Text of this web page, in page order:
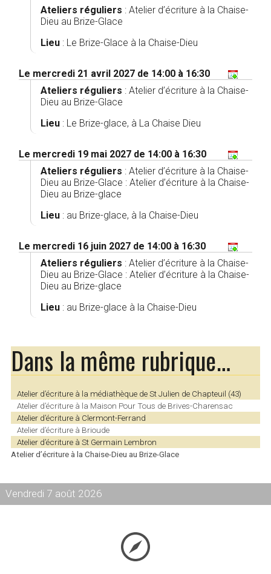
Ateliers réguliers : Atelier d’écriture à la Chaise-
Dieu au Brize-Glace
Lieu: Le Brize-Glace à la Chaise-Dieu
Le mercredi 21 avril 2027 de 14:00 à 16:30
Ateliers réguliers : Atelier d’écriture à la Chaise-
Dieu au Brize-Glace
Lieu: Le Brize-glace, à La Chaise Dieu
Le mercredi 19 mai 2027 de 14:00 à 16:30
Ateliers réguliers : Atelier d’écriture à la Chaise-
Dieu au Brize-Glace : Atelier d’écriture à la Chaise-
Dieu au Brize-glace
Lieu: au Brize-glace, à la Chaise-Dieu
Le mercredi 16 juin 2027 de 14:00 à 16:30
Ateliers réguliers : Atelier d’écriture à la Chaise-
Dieu au Brize-Glace : Atelier d’écriture à la Chaise-
Dieu au Brize-glace
Lieu: au Brize-glace à la Chaise-Dieu
Dans la même rubrique…
Atelier d’écriture à la médiathèque de St Julien de Chapteuil (43)
Atelier d’écriture à la Maison Pour Tous de Brives-Charensac
Atelier d’écriture à Clermont-Ferrand
Atelier d’écriture à Brioude
Atelier d’écriture à St Germain Lembron
Atelier d’écriture à la Chaise-Dieu au Brize-Glace
Vendredi 7 août 2026